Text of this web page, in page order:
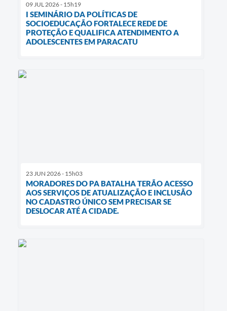
09 JUL 2026 - 15h19
I SEMINÁRIO DA POLÍTICAS DE
SOCIOEDUCAÇÃO FORTALECE REDE DE
PROTEÇÃO E QUALIFICA ATENDIMENTO A
ADOLESCENTES EM PARACATU
23 JUN 2026 - 15h03
MORADORES DO PA BATALHA TERÃO ACESSO
AOS SERVIÇOS DE ATUALIZAÇÃO E INCLUSÃO
NO CADASTRO ÚNICO SEM PRECISAR SE
DESLOCAR ATÉ A CIDADE.